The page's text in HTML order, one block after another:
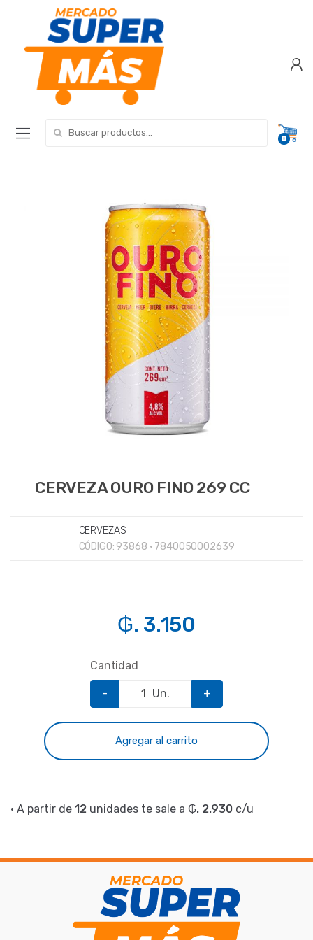
0
CERVEZA OURO FINO 269 CC
CERVEZAS
CÓDIGO: 93868 • 7840050002639
₲. 3.150
Cantidad
- Un. +
Agregar al carrito
• A partir de 12 unidades te sale a ₲. 2.930 c/u